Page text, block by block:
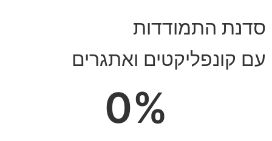
סדנת התמודדות
עם קונפליקטים ואתגרים
%
0